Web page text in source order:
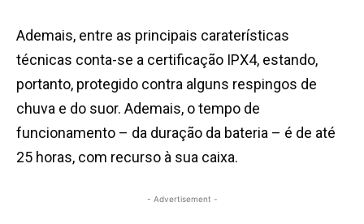
Ademais, entre as principais caraterísticas
técnicas conta-se a certificação IPX4, estando,
portanto, protegido contra alguns respingos de
chuva e do suor. Ademais, o tempo de
funcionamento – da duração da bateria – é de até
25 horas, com recurso à sua caixa.
- Advertisement -